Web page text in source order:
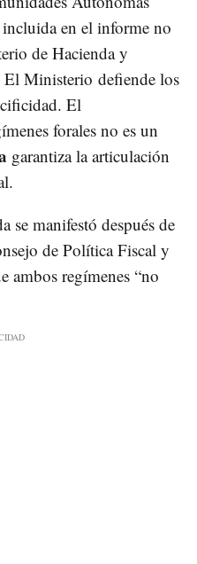
incluida en el informe no
de Hacienda y
Ministerio defiende los
El
forales no es un
garantiza la articulación
se manifestó después de
de Política Fiscal y
ambos regímenes “no